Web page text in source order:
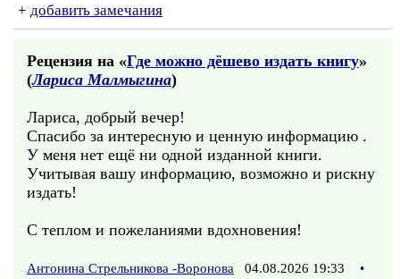
+ добавить замечания
Рецензия на «Где можно дёшево издать книгу»
(Лариса Малмыгина)
Лариса, добрый вечер!
Спасибо за интересную и ценную информацию .
У меня нет ещё ни одной изданной книги.
Учитывая вашу информацию, возможно и рискну
издать!
С теплом и пожеланиями вдохновения!
Антонина Стрельникова -Воронова 04.08.2026 19:33
•